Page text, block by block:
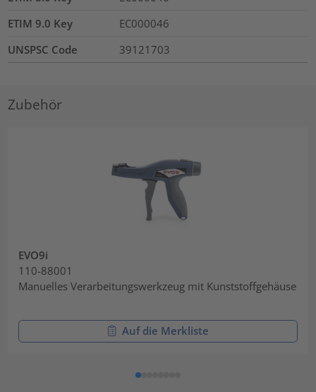
ETIM 9.0 Key
EC000046
UNSPSC Code
39121703
Zubehör
EVO9i
110-88001
Manuelles Verarbeitungswerkzeug mit Kunststoffgehäuse
Auf die Merkliste